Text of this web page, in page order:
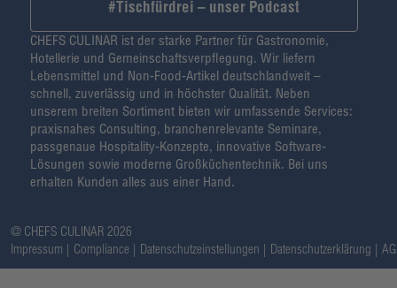
#Tischfürdrei – unser Podcast
CHEFS CULINAR ist der starke Partner für Gastronomie,
Hotellerie und Gemeinschaftsverpflegung. Wir liefern
Lebensmittel und Non-Food-Artikel deutschlandweit –
schnell, zuverlässig und in höchster Qualität. Neben
unserem breiten Sortiment bieten wir umfassende Services:
praxisnahes Consulting, branchenrelevante Seminare,
passgenaue Hospitality-Konzepte, innovative Software-
Lösungen sowie moderne Großküchentechnik. Bei uns
erhalten Kunden alles aus einer Hand.
@ CHEFS CULINAR 2026
Impressum
Compliance Datenschutzeinstellungen Datenschutzerklärung